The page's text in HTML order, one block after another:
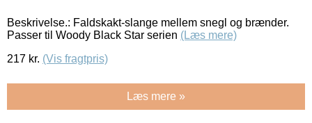
Beskrivelse.: Faldskakt-slange mellem snegl og brænder.
Passer til Woody Black Star serien (Læs mere)
217 kr. (Vis fragtpris)
Læs mere »